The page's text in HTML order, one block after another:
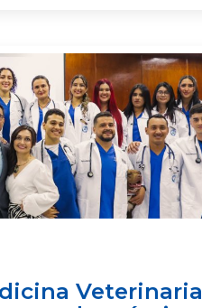
Veterinaria